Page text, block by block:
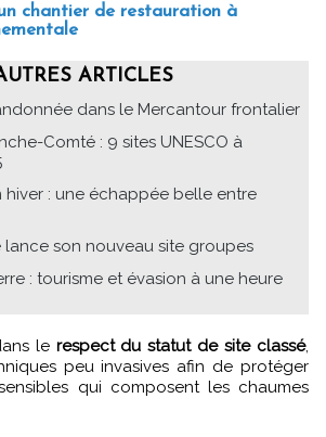
un chantier de restauration à
ARTICLES
dans le Mercantour frontalier
Comté : 9 sites UNESCO à
hiver : une échappée belle entre
lance son nouveau site groupes
: tourisme et évasion à une heure
le respect du statut de site classé,
peu invasives afin de protéger
qui composent les chaumes